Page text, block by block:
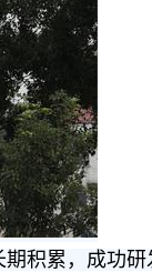
积累，成功研